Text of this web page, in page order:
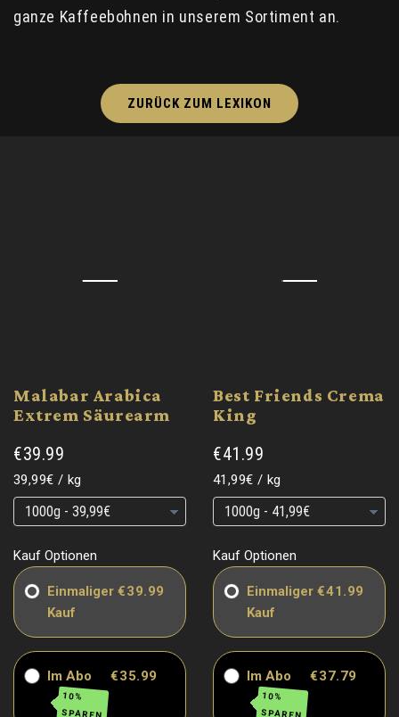
ganze Kaffeebohnen in unserem Sortiment an.
ZURÜCK ZUM LEXIKON
Malabar Arabica
Extrem Säurearm
€39.99
Grundpreis
39,99€ / pro
kg
Grundpreis
Grundpreis
Kauf Optionen
Einmaliger
Kauf
€39.99
Im Abo
10%
SPAREN
€35.99
Best Friends Crema
King
€41.99
Grundpreis
41,99€ / pro
kg
Grundpreis
Grundpreis
Kauf Optionen
Einmaliger
Kauf
€41.99
Im Abo
10%
SPAREN
€37.79